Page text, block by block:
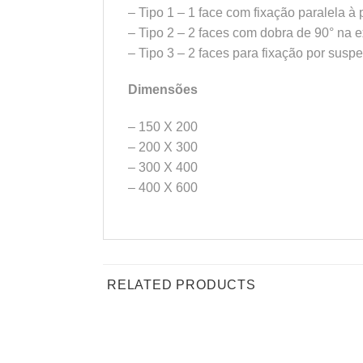
– Tipo 1 – 1 face com fixação paralela à
– Tipo 2 – 2 faces com dobra de 90° na
– Tipo 3 – 2 faces para fixação por
Dimensões
– 150 X 200
– 200 X 300
– 300 X 400
– 400 X 600
RELATED PRODUCTS